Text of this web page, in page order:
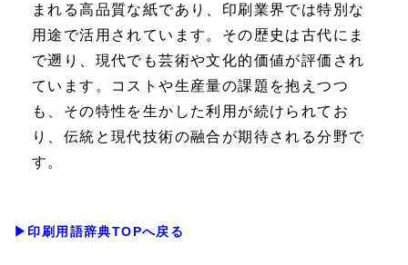
まれる高品質な紙であり、印刷業界では特別な
用途で活用されています。その歴史は古代にま
で遡り、現代でも芸術や文化的価値が評価され
ています。コストや生産量の課題を抱えつつ
も、その特性を生かした利用が続けられてお
り、伝統と現代技術の融合が期待される分野で
す。
▶印刷用語辞典TOPへ戻る